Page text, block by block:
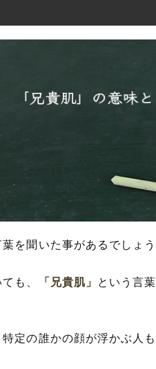
のもうひとつの意味
」を使った例文
」と「兄貴肌」の違い
葉を聞いた事があるでしょう
も、 「兄貴肌」
という言
定の誰かの顔が浮かぶ人も